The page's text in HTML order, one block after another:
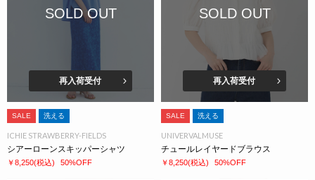
SOLD OUT
再入荷受付
SALE 洗える
ICHIE STRAWBERRY-FIELDS
シアーローンスキッパーシャツ
￥8,250(税込) 50%OFF
SOLD OUT
再入荷受付
SALE 洗える
UNIVERVALMUSE
チュールレイヤードブラウス
￥8,250(税込) 50%OFF